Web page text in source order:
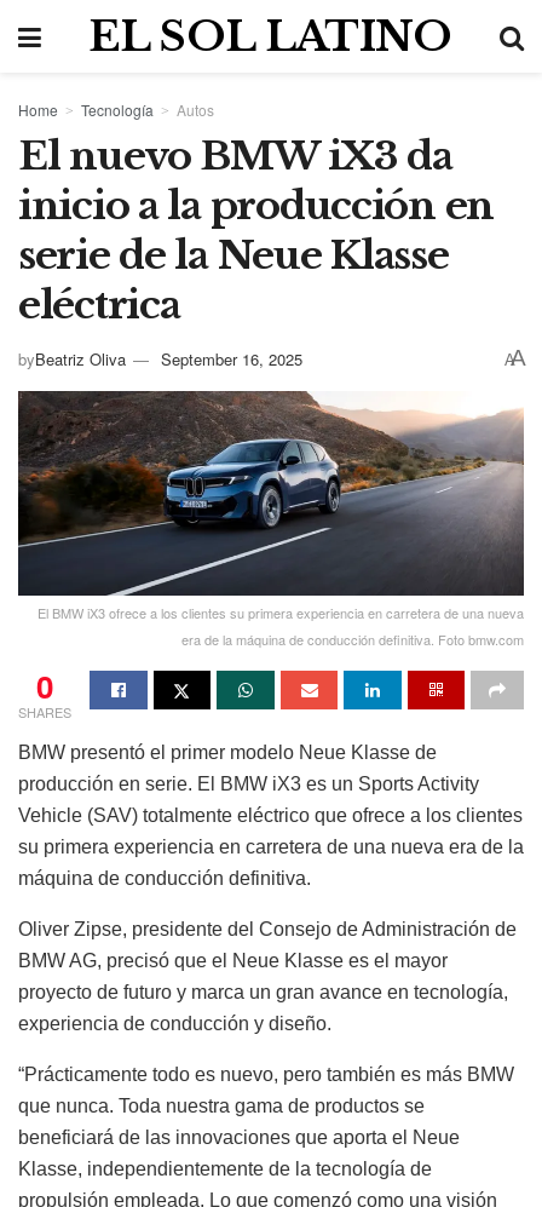
EL SOL LATINO
Home Tecnología Autos
El nuevo BMW iX3 da
inicio a la producción en
serie de la Neue Klasse
eléctrica
byBeatriz Oliva September 16, 2025 AA
El BMW iX3 ofrece a los clientes su primera experiencia en carretera de una nueva
era de la máquina de conducción definitiva. Foto bmw.com
0
SHARES
BMW presentó el primer modelo Neue Klasse de
producción en serie. El BMW iX3 es un Sports Activity
Vehicle (SAV) totalmente eléctrico que ofrece a los clientes
su primera experiencia en carretera de una nueva era de la
máquina de conducción definitiva.
Oliver Zipse, presidente del Consejo de Administración de
BMW AG, precisó que el Neue Klasse es el mayor
proyecto de futuro y marca un gran avance en tecnología,
experiencia de conducción y diseño.
“Prácticamente todo es nuevo, pero también es más BMW
que nunca. Toda nuestra gama de productos se
beneficiará de las innovaciones que aporta el Neue
Klasse, independientemente de la tecnología de
propulsión empleada. Lo que comenzó como una visión